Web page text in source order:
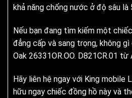
khả năng chống nước ở độ sâu là
Nếu bạn đang tìm kiếm một
đẳng cấp và sang trọng, không
Oak 26331OR.OO. D821CR.01
Hãy liên hệ ngay với King mobile
hữu ngay chiếc đồng hồ này và